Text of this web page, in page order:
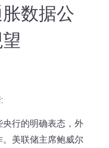
数据公
行的明确表态，外
美联储主席鲍威尔